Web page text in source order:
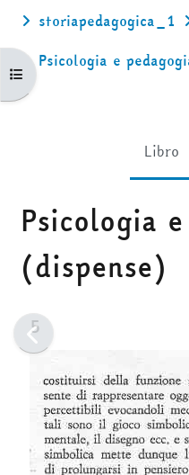
Apri indice del corso
storiapedagogica_1
Psicologia e
Libro
Psicologia
(dispense)
5